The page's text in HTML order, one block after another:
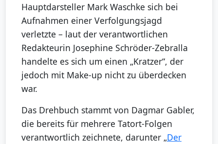
Hauptdarsteller Mark Waschke sich bei
Aufnahmen einer Verfolgungsjagd
verletzte – laut der verantwortlichen
Redakteurin Josephine Schröder-Zebralla
handelte es sich um einen „Kratzer“, der
jedoch mit Make-up nicht zu überdecken
war.
Das Drehbuch stammt von Dagmar Gabler,
die bereits für mehrere Tatort-Folgen
verantwortlich zeichnete, darunter „Der